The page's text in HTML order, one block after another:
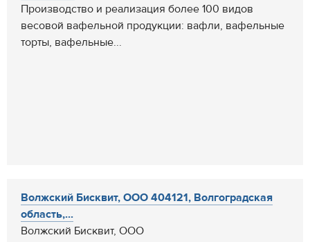
Производство и реализация более 100 видов
весовой вафельной продукции: вафли, вафельные
торты, вафельные...
Волжский Бисквит, ООО 404121, Волгоградская
область,...
Волжский Бисквит, ООО